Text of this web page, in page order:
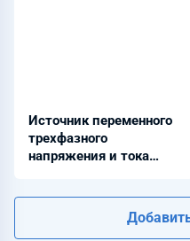
Источник переменного
трехфазного
напряжения и тока